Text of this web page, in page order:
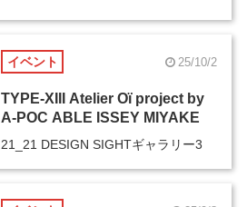
イベント 25/10/2
TYPE-XIII Atelier Oï project by
A-POC ABLE ISSEY MIYAKE
21_21 DESIGN SIGHTギャラリー3